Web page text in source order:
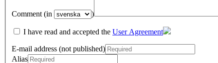
Comment (in )
I have read and accepted the User Agreement
E-mail address (not published)
Alias